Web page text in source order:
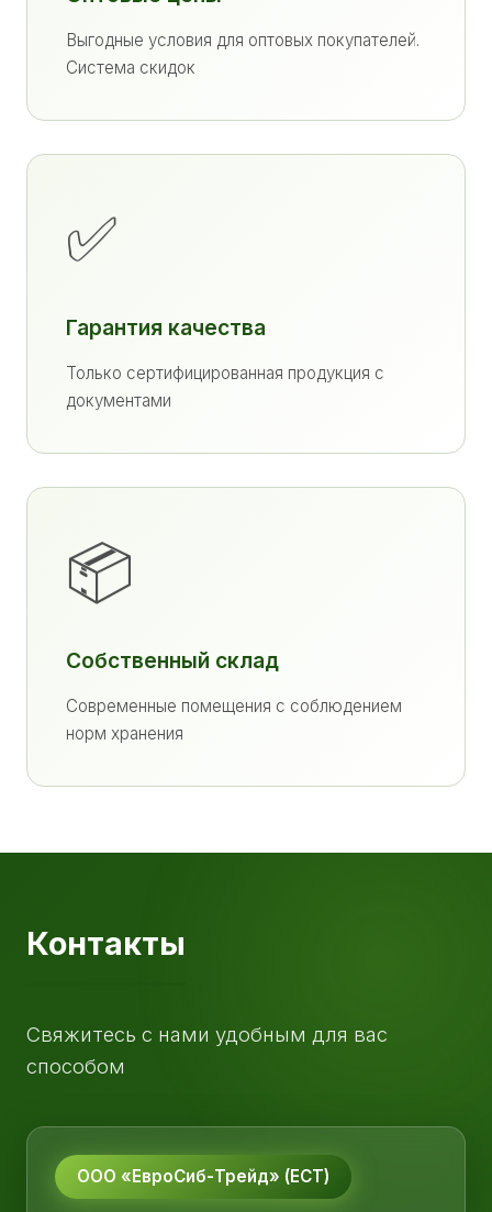
Выгодные условия для оптовых покупателей.
Система скидок
✅
Гарантия качества
Только сертифицированная продукция с
документами
📦
Собственный склад
Современные помещения с соблюдением
норм хранения
Контакты
Свяжитесь с нами удобным для вас
способом
ООО «ЕвроСиб-Трейд» (ЕСТ)